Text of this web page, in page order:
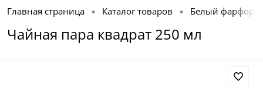
Главная страница • Каталог товаров • Белый фарфор
Чайная пара квадрат 250 мл